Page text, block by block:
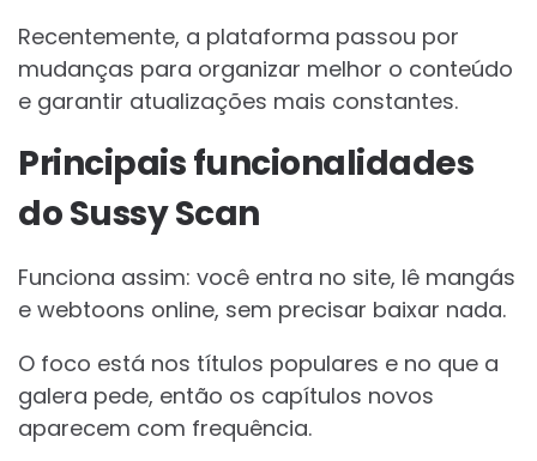
Recentemente, a plataforma passou por
mudanças para organizar melhor o conteúdo
e garantir atualizações mais constantes.
Principais funcionalidades
do Sussy Scan
Funciona assim: você entra no site, lê mangás
e webtoons online, sem precisar baixar nada.
O foco está nos títulos populares e no que a
galera pede, então os capítulos novos
aparecem com frequência.